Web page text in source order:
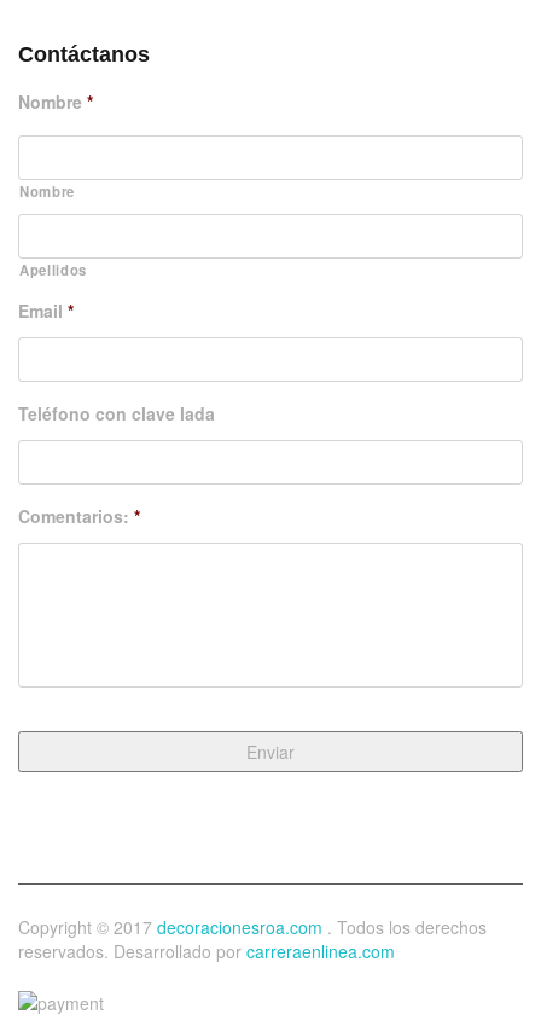
Contáctanos
Nombre *
Nombre
Apellidos
Email *
Teléfono con clave lada
Comentarios: *
Copyright © 2017 decoracionesroa.com . Todos los derechos
reservados. Desarrollado por carreraenlinea.com